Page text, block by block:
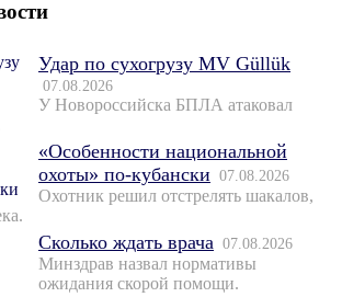
Удар по сухогрузу MV Güllük
07.08.2026
У Новороссийска БПЛА атаковал
«Особенности национальной
охоты» по-кубански 07.08.2026
Охотник решил отстрелять шакалов,
Сколько ждать врача 07.08.2026
Минздрав назвал нормативы
ожидания скорой помощи.